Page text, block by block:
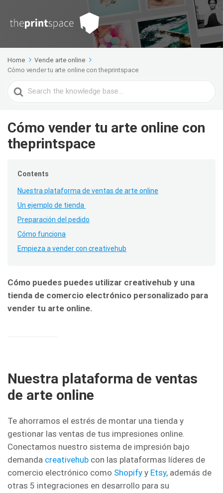
Home
Vende arte online
Cómo vender tu arte online con theprintspace
Search
For
Cómo vender tu arte online con
theprintspace
Contents
Nuestra plataforma de ventas de arte online
Un ejemplo de tienda
Preparación del pedido
Cómo funciona
Empieza a vender con creativehub
Cómo puedes puedes utilizar creativehub y una
tienda de comercio electrónico personalizado para
vender tu arte online.
Nuestra plataforma de ventas
de arte online
Te ahorramos el estrés de montar una tienda y
gestionar las ventas de tus impresiones online.
Conectamos nuestro sistema de impresión bajo
demanda creativehub con las plataformas líderes de
comercio electrónico como Shopify y Etsy, además de
otras 5 integraciones en desarrollo para su